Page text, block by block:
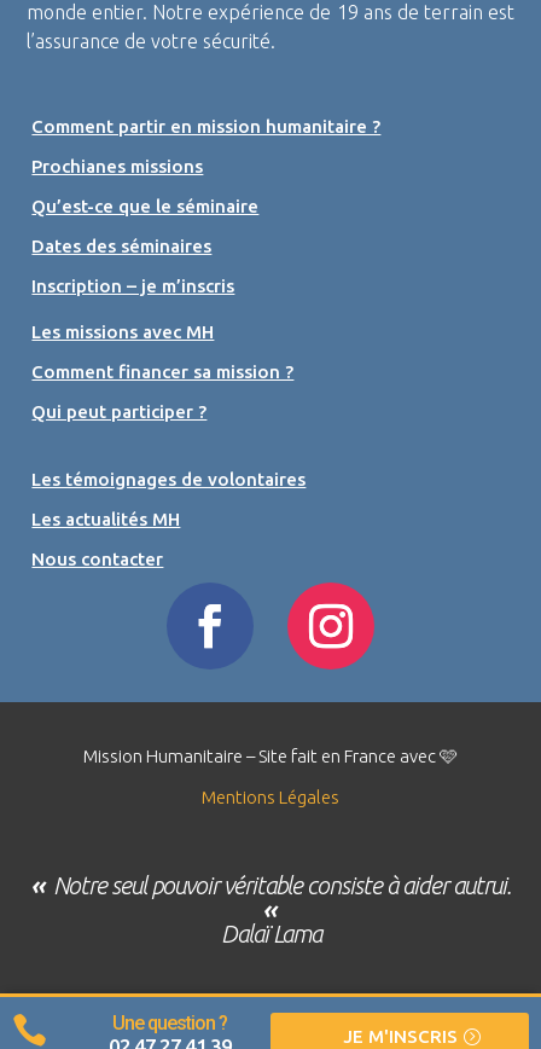

Une question ?
JE M'INSCRIS
monde entier. Notre expérience de 19 ans de terrain est
l’assurance de votre sécurité.
Comment partir en mission humanitaire ?
Prochianes missions
Qu’est-ce que le séminaire
Dates des séminaires
Inscription – je m’inscris
Les missions avec MH
Comment financer sa mission ?
Qui peut participer ?
Les témoignages de volontaires
Les actualités MH
Nous contacter
Mission Humanitaire – Site fait en France avec 🩷
Mentions Légales
« Notre seul pouvoir véritable consiste à aider autrui.
«
Dalaï Lama